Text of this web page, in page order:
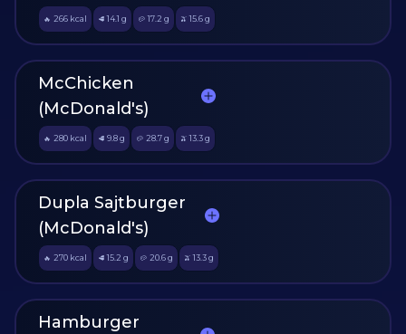
🔥 266 kcal 🥩 14.1 g 🥔 17.2 g 🫒 15.6g
McChicken
(McDonald's)
🔥 280 kcal 🥩 9.8g 🥔 28.7 g 🫒 13.3g
Dupla Sajtburger
(McDonald's)
🔥 270 kcal 🥩 15.2 g 🥔 20.6 g 🫒 13.3g
Hamburger